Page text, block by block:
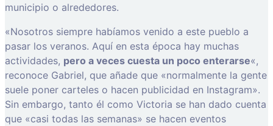
municipio o alrededores.
«Nosotros siempre habíamos venido a este pueblo a
pasar los veranos. Aquí en esta época hay muchas
actividades, pero a veces cuesta un poco enterarse«,
reconoce Gabriel, que añade que «normalmente la gente
suele poner carteles o hacen publicidad en Instagram».
Sin embargo, tanto él como Victoria se han dado cuenta
que «casi todas las semanas» se hacen eventos